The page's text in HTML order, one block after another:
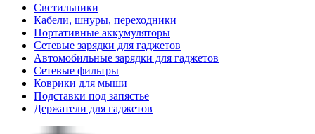
Светильники
Кабели, шнуры, переходники
Портативные аккумуляторы
Сетевые зарядки для гаджетов
Автомобильные зарядки для гаджетов
Сетевые фильтры
Коврики для мыши
Подставки под запястье
Держатели для гаджетов